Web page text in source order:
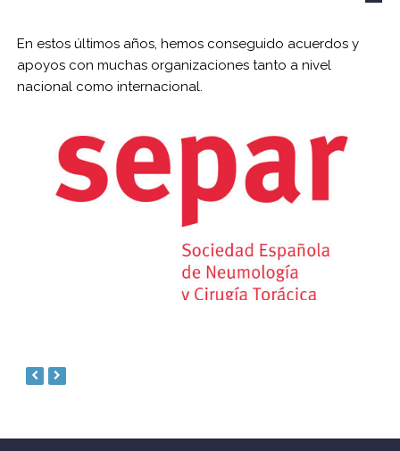
En estos últimos años, hemos conseguido acuerdos y
apoyos con muchas organizaciones tanto a nivel
nacional como internacional.